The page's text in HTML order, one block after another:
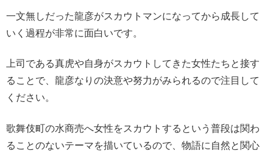
一文無しだった龍彦がスカウトマンになってから成長して
いく過程が非常に面白いです。
上司である真虎や自身がスカウトしてきた女性たちと接す
ることで、龍彦なりの決意や努力がみられるので注目して
ください。
歌舞伎町の水商売へ女性をスカウトするという普段は関わ
ることのないテーマを描いているので、物語に自然と関心